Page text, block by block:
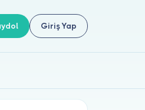
Giriş Yap